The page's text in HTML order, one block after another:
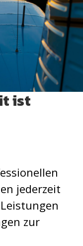
ist
jederzeit
zur